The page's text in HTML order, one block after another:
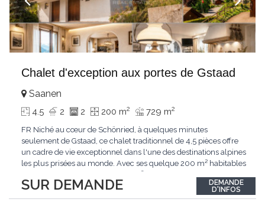
Chalet d'exception aux portes de Gstaad
SUR DEMANDE
Saanen
4.5 2 2 200 m2 729 m2
FR Niché au cœur de Schönried, à quelques minutes
seulement de Gstaad, ce chalet traditionnel de 4,5 pièces offre
un cadre de vie exceptionnel dans l'une des destinations alpines
les plus prisées au monde. Avec ses quelque 200 m² habitables
situation dominante offrant une vue dégagée sur le village de
Gstaad et les sommets...
DEMANDE
D'INFOS